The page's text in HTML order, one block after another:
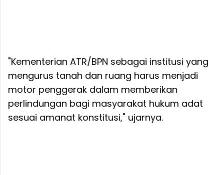
"Kementerian ATR/BPN sebagai institusi yang
mengurus tanah dan ruang harus menjadi
motor penggerak dalam memberikan
perlindungan bagi masyarakat hukum adat
sesuai amanat konstitusi," ujarnya.